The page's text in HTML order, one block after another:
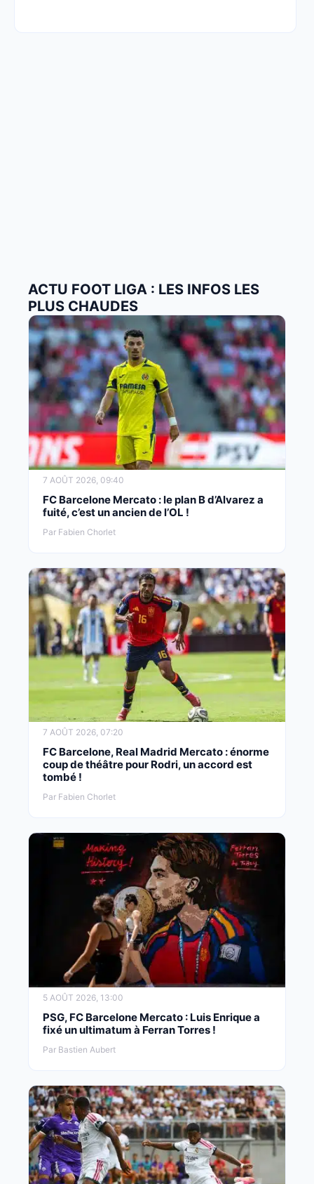
ACTU FOOT LIGA : LES INFOS LES
PLUS CHAUDES
7 AOÛT 2026, 09:40
FC Barcelone Mercato : le plan B d’Alvarez a
fuité, c’est un ancien de l’OL !
Par Fabien Chorlet
7 AOÛT 2026, 07:20
FC Barcelone, Real Madrid Mercato : énorme
coup de théâtre pour Rodri, un accord est
tombé !
Par Fabien Chorlet
5 AOÛT 2026, 13:00
PSG, FC Barcelone Mercato : Luis Enrique a
fixé un ultimatum à Ferran Torres !
Par Bastien Aubert